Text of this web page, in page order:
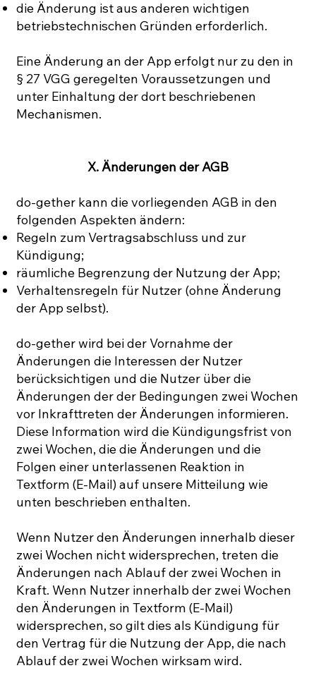
die Änderung ist aus anderen wichtigen
betriebstechnischen Gründen erforderlich.
Eine Änderung an der App erfolgt nur zu den in
§ 27 VGG geregelten Voraussetzungen und
unter Einhaltung der dort beschriebenen
Mechanismen.
X. Änderungen der AGB
do-gether kann die vorliegenden AGB in den
folgenden Aspekten ändern:
Regeln zum Vertragsabschluss und zur
Kündigung;
räumliche Begrenzung der Nutzung der App;
Verhaltensregeln für Nutzer (ohne Änderung
der App selbst).
do-gether wird bei der Vornahme der
Änderungen die Interessen der Nutzer
berücksichtigen und die Nutzer über die
Änderungen der der Bedingungen zwei Wochen
vor Inkrafttreten der Änderungen informieren.
Diese Information wird die Kündigungsfrist von
zwei Wochen, die die Änderungen und die
Folgen einer unterlassenen Reaktion in
Textform (E-Mail) auf unsere Mitteilung wie
unten beschrieben enthalten.
Wenn Nutzer den Änderungen innerhalb dieser
zwei Wochen nicht widersprechen, treten die
Änderungen nach Ablauf der zwei Wochen in
Kraft. Wenn Nutzer innerhalb der zwei Wochen
den Änderungen in Textform (E-Mail)
widersprechen, so gilt dies als Kündigung für
den Vertrag für die Nutzung der App, die nach
Ablauf der zwei Wochen wirksam wird.